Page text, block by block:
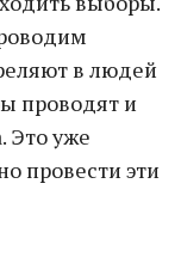
в людей
проводят и
Это уже
провести эти